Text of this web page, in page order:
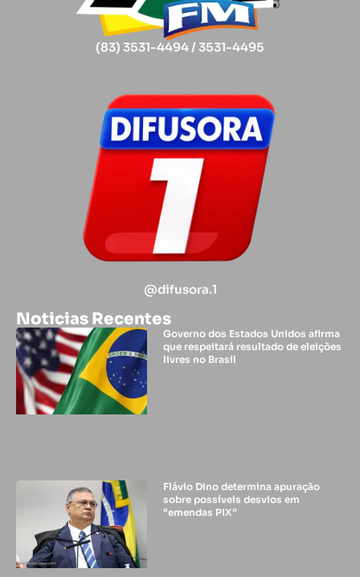
(83) 3531-4494 / 3531-4495
@difusora.1
Noticias Recentes
Governo dos Estados Unidos afirma
que respeitará resultado de eleições
livres no Brasil
Flávio Dino determina apuração
sobre possíveis desvios em
“emendas PIX”